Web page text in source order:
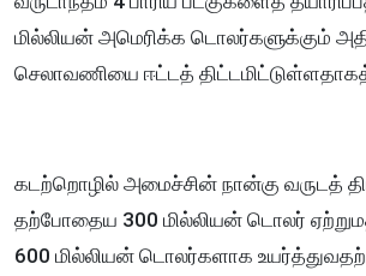
மில்லியன் அமெரிக்க டொலர்களுக்கும்
செலாவணியை ஈட்டத்
கடற்றொழில் அமைச்சின் நான்கு வருடத்
தற்போதைய 300 மில்லியன் டொலர்
600 மில்லியன் டொலர்களாக